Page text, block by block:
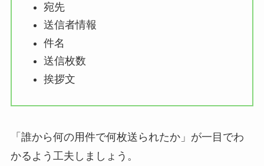
宛先
送信者情報
件名
送信枚数
挨拶文
「誰から何の用件で何枚送られたか」が一目でわ
かるよう工夫しましょう。